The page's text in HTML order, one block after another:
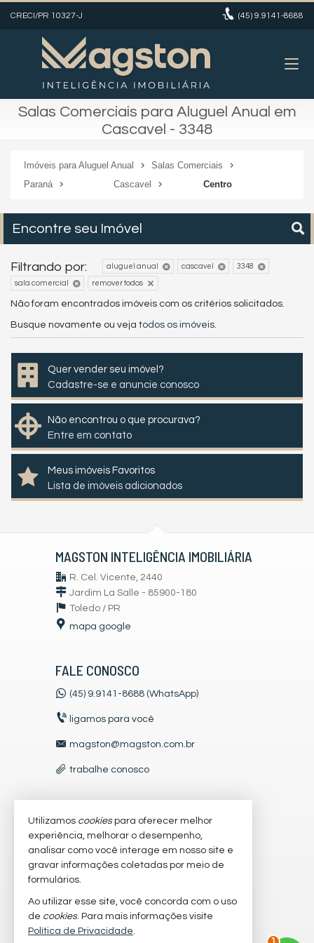
CRECI/PR 10327-J (45) 9.9141-8688
Salas Comerciais para Aluguel Anual em
Cascavel - 3348
Imóveis para Aluguel Anual
Salas Comerciais
Paraná
Cascavel Centro
Encontre seu Imóvel
Filtrando por: aluguel anual cascavel 3348
sala comercial remover todos
Não foram encontrados imóveis com os critérios solicitados.
Busque novamente ou veja todos os imóveis.
Quer vender seu imóvel?
Cadastre-se e anuncie conosco
Não encontrou o que procurava?
Entre em contato
Meus imóveis Favoritos
Lista de imóveis adicionados
MAGSTON INTELIGÊNCIA IMOBILIÁRIA
R. Cel. Vicente, 2440
Jardim La Salle - 85900-180
Toledo / PR
mapa google
FALE CONOSCO
(45) 9.9141-8688 (WhatsApp)
ligamos para você
magston@magston.com.br
trabalhe conosco
VEJA MAIS
receba nosso newsletter
imóveis favoritos
mapa de imóveis
Utilizamos cookiespara oferecer melhor
experiência, melhorar o desempenho,
analisar como você interage em nosso site e
gravar informações coletadas por meio de
formulários.
Ao utilizar esse site, você concorda com o uso
de cookies. Para mais informações visite
Política de Privacidade.